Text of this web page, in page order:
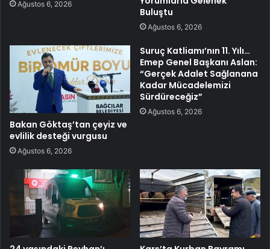
Ağustos 6, 2026
Buluştu
Ağustos 6, 2026
Bakan Göktaş’tan çeyiz ve
evlilik desteği vurgusu
Ağustos 6, 2026
Suruç Katliamı’nın 11. Yılı…
Emep Genel Başkanı Aslan:
“Gerçek Adalet Sağlanana
Kadar Mücadelemizi
Sürdüreceğiz”
Ağustos 6, 2026